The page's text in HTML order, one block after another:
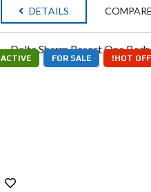
DETAILS
ACTIVE FOR SALE HOT